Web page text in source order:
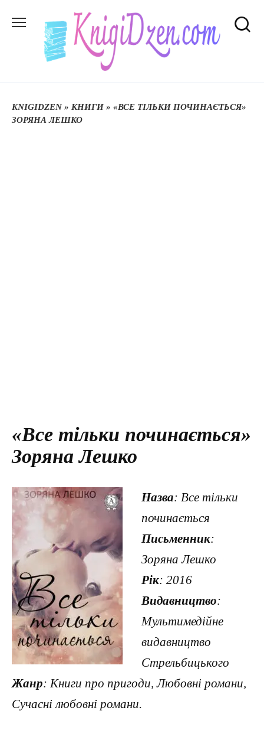
до
KNIGIDZEN» КНИГИ » «ВСЕ ТІЛЬКИ ПОЧИНАЄТЬСЯ»
ЗОРЯНА ЛЕШКО
«Все тільки починається»
Зоряна Лешко
Назва: Все тільки
починається
Письменник:
Зоряна Лешко
Рік: 2016
Видавництво:
Мультимедійне
видавництво
Стрельбицького
Жанр: Книги про пригоди, Любовні романи,
Сучасні любовні романи.